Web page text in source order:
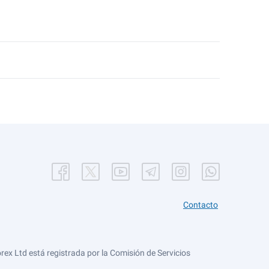
Contacto
Ltd está registrada por la Comisión de Servicios